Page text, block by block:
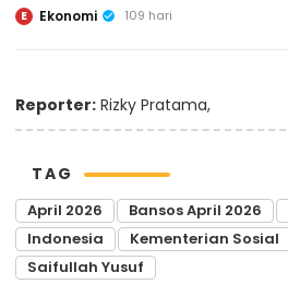
E Ekonomi 109 hari
Reporter: Rizky Pratama,
TAG
April 2026 Bansos April 2026
Indonesia
Kementerian Sosial
Saifullah Yusuf